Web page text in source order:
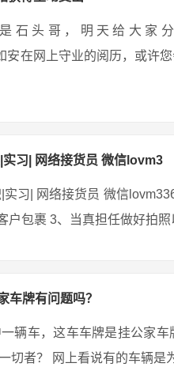
石头哥，明天给大家分
安在网上守业的阅历，或许
习| 网络接货员 微信lovm3
习| 网络接货员 微信
户包裹 3、当真担任做好拍
车牌有问题吗？
辆车，这车车牌是挂公家
切者？ 网上看说有的车辆是